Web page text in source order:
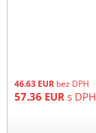
46.63 EUR bez DPH
57.36 EUR s DPH